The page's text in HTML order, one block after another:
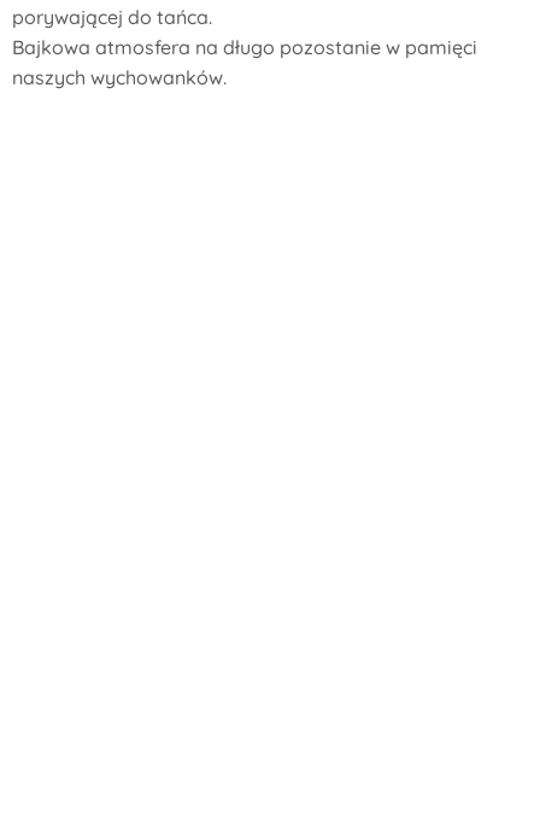
porywającej do tańca.
Bajkowa atmosfera na długo pozostanie w pamięci
naszych wychowanków.